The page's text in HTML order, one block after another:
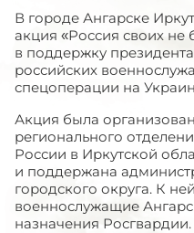
В городе Ангарске
акция «Россия своих не
в поддержку
российских
спецоперации на
Акция была
регионального
России в Иркутской
и поддержана
городского округа. К
военнослужащие
назначения Росгвардии.